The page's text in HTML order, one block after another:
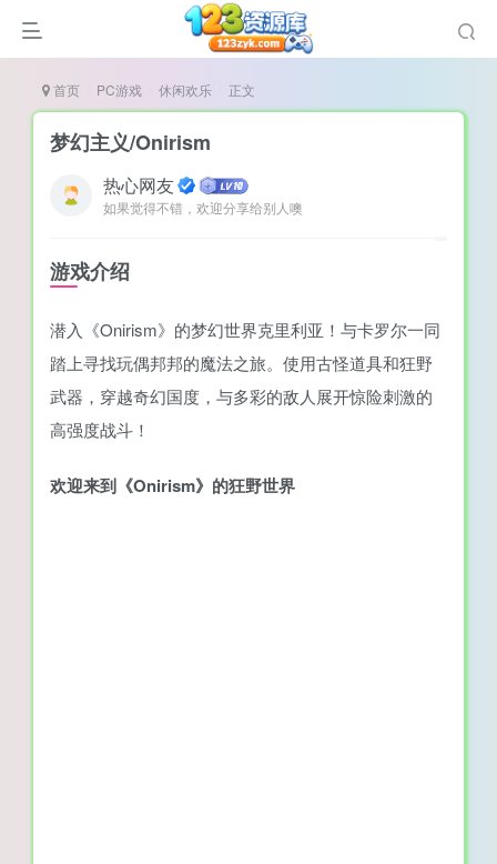
（摸鱼游戏）
首页 PC游戏 休闲欢乐 正文
梦幻主义/Onirism
热心网友
如果觉得不错，欢迎分享给别人噢
游戏介绍
潜入《Onirism》的梦幻世界克里利亚！与卡罗尔一同
踏上寻找玩偶邦邦的魔法之旅。使用古怪道具和狂野
武器，穿越奇幻国度，与多彩的敌人展开惊险刺激的
高强度战斗！
欢迎来到《Onirism》的狂野世界